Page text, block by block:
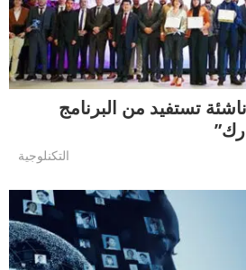
تستفيد من البرنامج
التكنلوجية